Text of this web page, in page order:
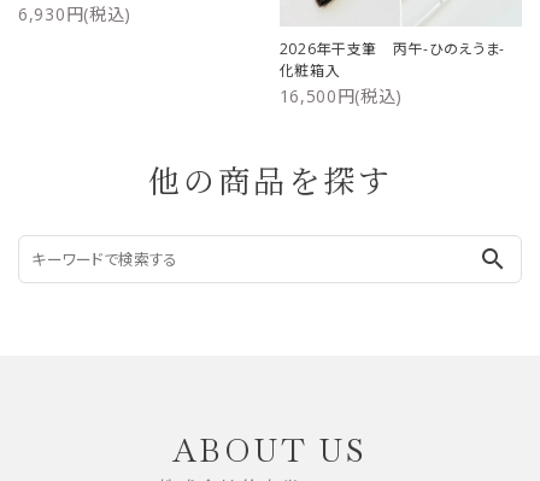
6,930円(税込)
2026年干支筆 丙午-ひのえうま-
化粧箱入
16,500円(税込)
他の商品を探す
search
ABOUT US